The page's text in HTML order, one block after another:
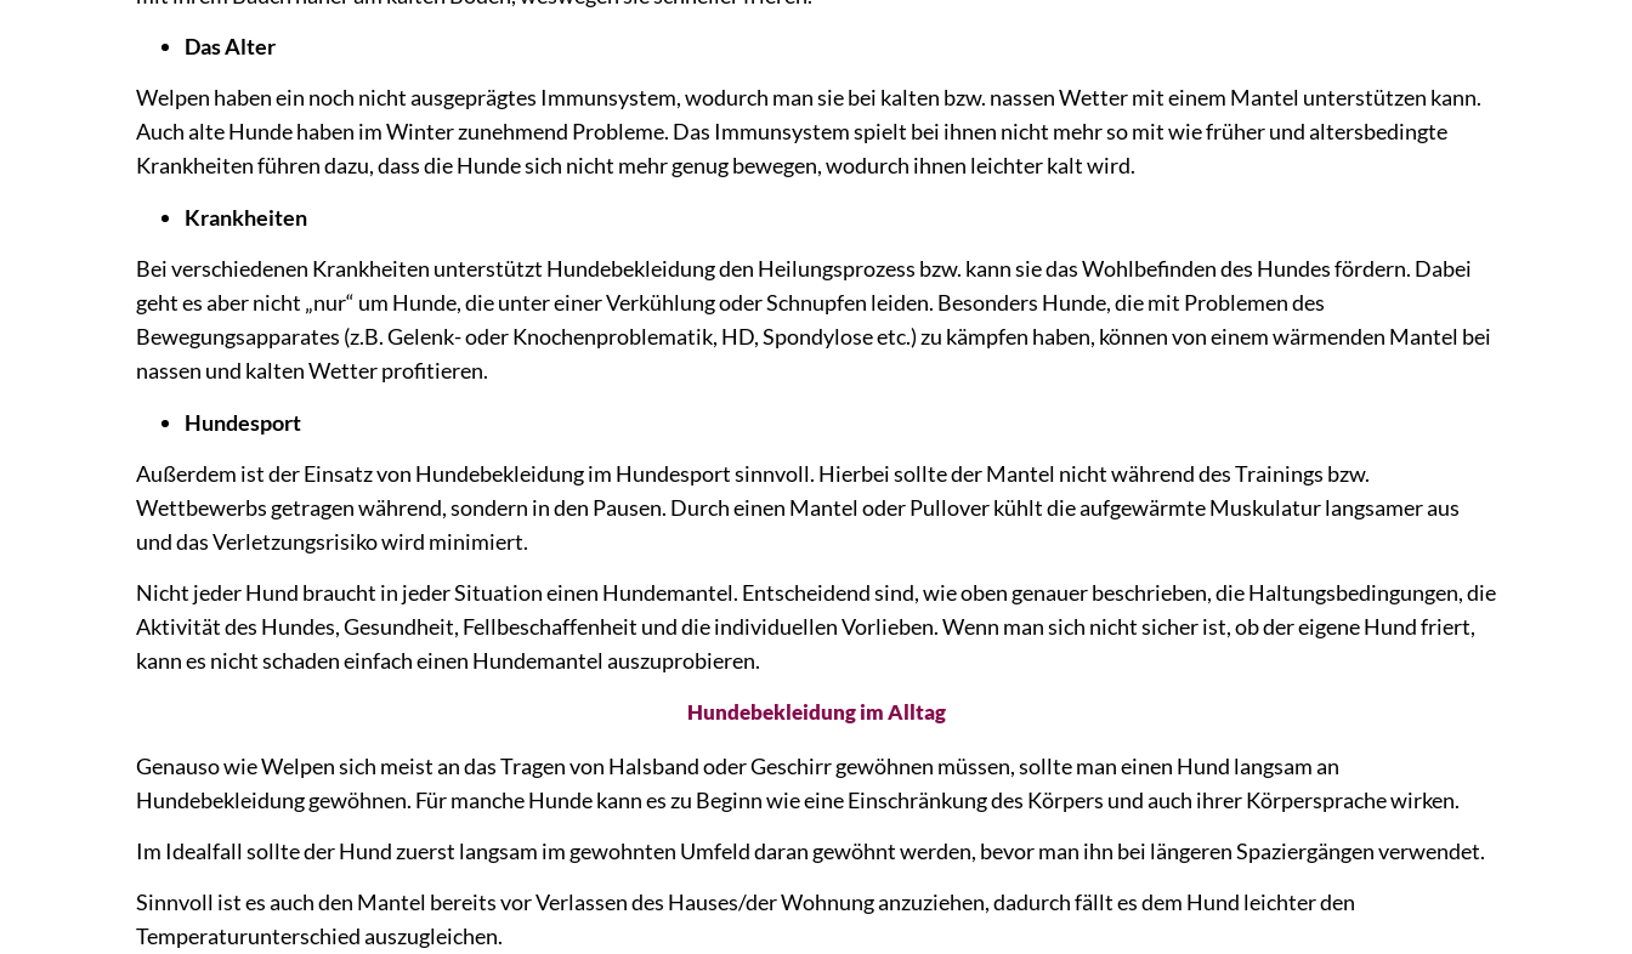
Das Alter
Welpen haben ein noch nicht ausgeprägtes Immunsystem, wodurch man sie bei kalten bzw. nassen Wetter mit einem Mantel unterstützen kann.
Auch alte Hunde haben im Winter zunehmend Probleme. Das Immunsystem spielt bei ihnen nicht mehr so mit wie früher und altersbedingte
Krankheiten führen dazu, dass die Hunde sich nicht mehr genug bewegen, wodurch ihnen leichter kalt wird.
Krankheiten
Bei verschiedenen Krankheiten unterstützt Hundebekleidung den Heilungsprozess bzw. kann sie das Wohlbefinden des Hundes fördern. Dabei
geht es aber nicht „nur“ um Hunde, die unter einer Verkühlung oder Schnupfen leiden. Besonders Hunde, die mit Problemen des
Bewegungsapparates (z.B. Gelenk- oder Knochenproblematik, HD, Spondylose etc.) zu kämpfen haben, können von einem wärmenden Mantel bei
nassen und kalten Wetter profitieren.
Hundesport
Außerdem ist der Einsatz von Hundebekleidung im Hundesport sinnvoll. Hierbei sollte der Mantel nicht während des Trainings bzw.
Wettbewerbs getragen während, sondern in den Pausen. Durch einen Mantel oder Pullover kühlt die aufgewärmte Muskulatur langsamer aus
und das Verletzungsrisiko wird minimiert.
Nicht jeder Hund braucht in jeder Situation einen Hundemantel. Entscheidend sind, wie oben genauer beschrieben, die Haltungsbedingungen, die
Aktivität des Hundes, Gesundheit, Fellbeschaffenheit und die individuellen Vorlieben. Wenn man sich nicht sicher ist, ob der eigene Hund friert,
kann es nicht schaden einfach einen Hundemantel auszuprobieren.
Hundebekleidung im Alltag
Genauso wie Welpen sich meist an das Tragen von Halsband oder Geschirr gewöhnen müssen, sollte man einen Hund langsam an
Hundebekleidung gewöhnen. Für manche Hunde kann es zu Beginn wie eine Einschränkung des Körpers und auch ihrer Körpersprache wirken.
Im Idealfall sollte der Hund zuerst langsam im gewohnten Umfeld daran gewöhnt werden, bevor man ihn bei längeren Spaziergängen verwendet.
Sinnvoll ist es auch den Mantel bereits vor Verlassen des Hauses/der Wohnung anzuziehen, dadurch fällt es dem Hund leichter den
Temperaturunterschied auszugleichen.